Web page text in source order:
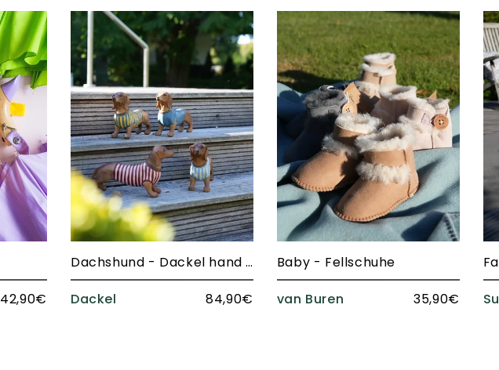
42,90€
Dachshund - Dackel hand painted
Dackel 84,90€
Baby - Fellschuhe
van Buren 35,90€